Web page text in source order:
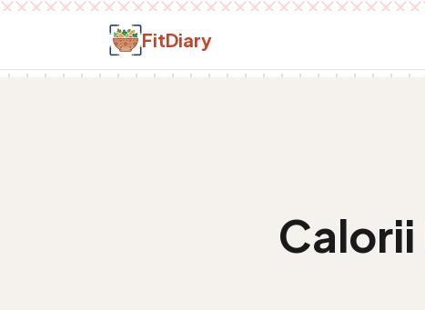
Salt la conținut
FitDiary
Calorii